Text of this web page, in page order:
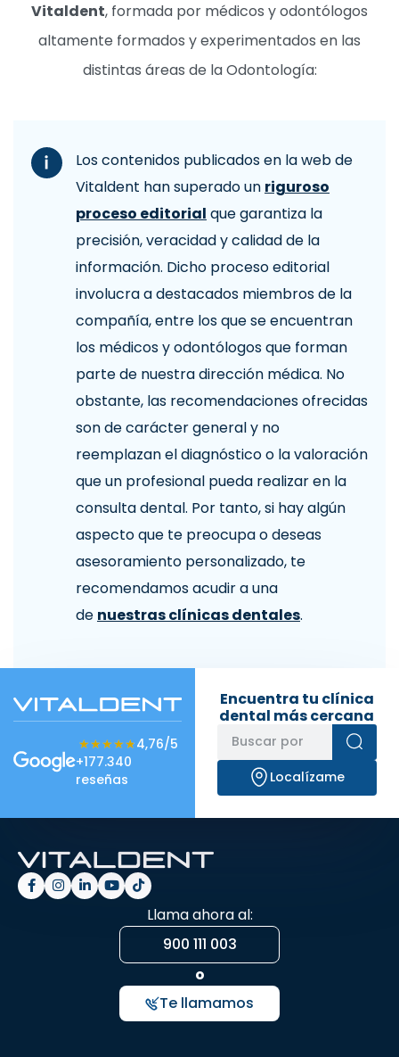
Vitaldent, formada por médicos y odontólogos
altamente formados y experimentados en las
distintas áreas de la Odontología:
Los contenidos publicados en la web de
Vitaldent han superado un riguroso
proceso editorial que garantiza la
precisión, veracidad y calidad de la
información. Dicho proceso editorial
involucra a destacados miembros de la
compañía, entre los que se encuentran
los médicos y odontólogos que forman
parte de nuestra dirección médica. No
obstante, las recomendaciones ofrecidas
son de carácter general y no
reemplazan el diagnóstico o la valoración
que un profesional pueda realizar en la
consulta dental. Por tanto, si hay algún
aspecto que te preocupa o deseas
asesoramiento personalizado, te
recomendamos acudir a una
de nuestras clínicas dentales.
★★★★★
★★★★★4,76/5
+177.340
reseñas
Encuentra tu clínica
dental más cercana
Localízame
Llama ahora al:
900 111 003
o
Te llamamos